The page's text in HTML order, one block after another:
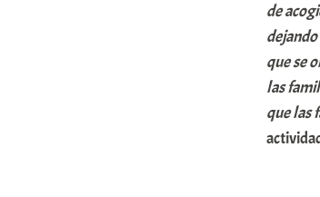
de
que se
las
que las